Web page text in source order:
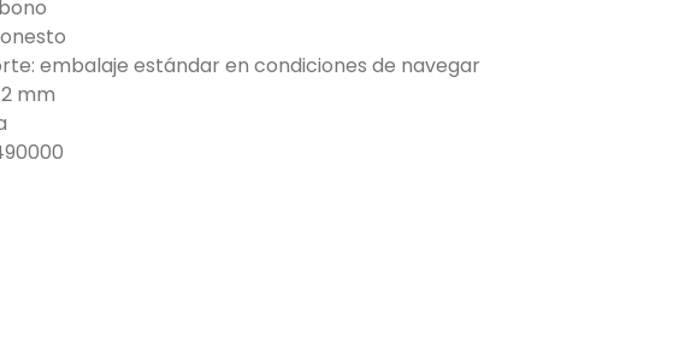
embalaje estándar en condiciones de navegar
mm